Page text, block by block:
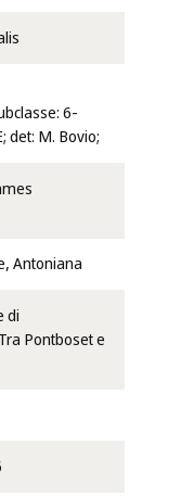
6-
det: M. Bovio;
Antoniana
di
Pontboset e